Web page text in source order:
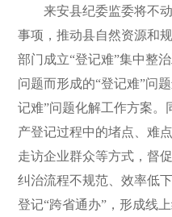
来安县纪委监委将不
事项，推动县自然资源和
部门成立“登记难”集中整
问题而形成的“登记难”问
记难”问题化解工作方案。
产登记过程中的堵点、难
走访企业群众等方式，督
纠治流程不规范、效率低
登记“跨省通办”，形成线